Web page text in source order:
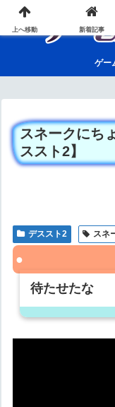
ゲー
スネークにち
ススト2】
デススト2 スネ
待たせたな
上へ移動 新着記事